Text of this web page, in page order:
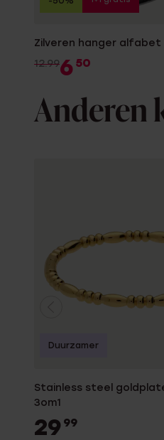
Zilveren hanger alfabet
12.996 50
Anderen
Stainless steel
3om1
29 99
Duurzamer